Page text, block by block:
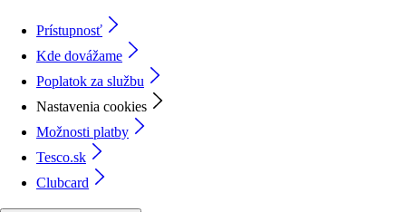
Prístupnosť
Kde dovážame
Poplatok za službu
Nastavenia cookies
Možnosti platby
Tesco.sk
Clubcard